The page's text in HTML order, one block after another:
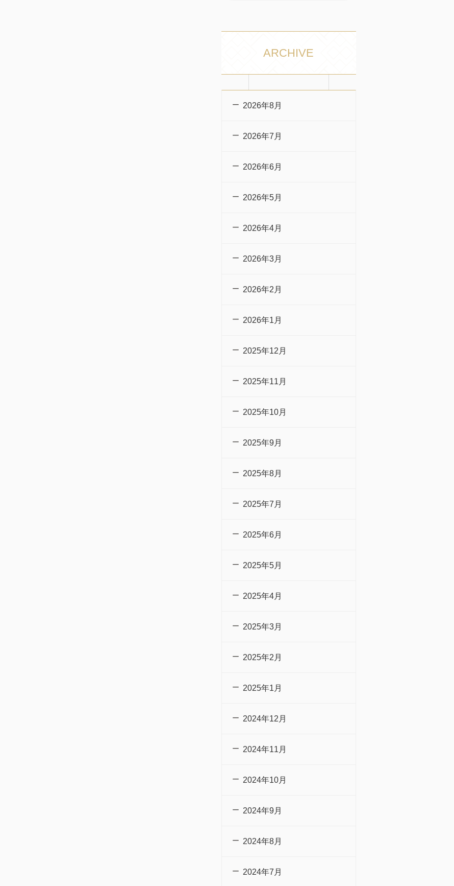
ARCHIVE
2026年8月
2026年7月
2026年6月
2026年5月
2026年4月
2026年3月
2026年2月
2026年1月
2025年12月
2025年11月
2025年10月
2025年9月
2025年8月
2025年7月
2025年6月
2025年5月
2025年4月
2025年3月
2025年2月
2025年1月
2024年12月
2024年11月
2024年10月
2024年9月
2024年8月
2024年7月